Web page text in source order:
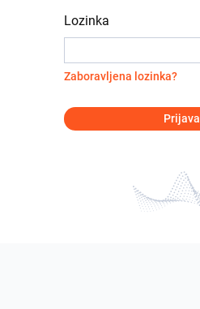
Lozinka
Zaboravljena lozinka?
Prijava